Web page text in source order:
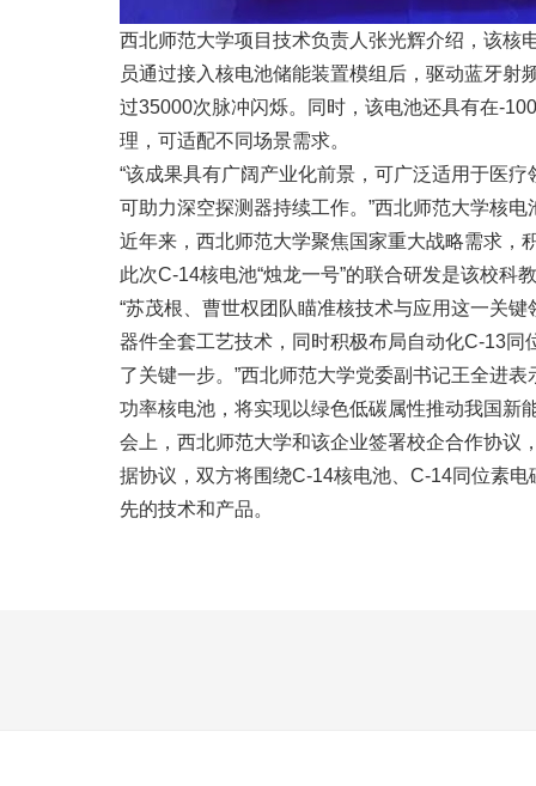
西北师范大学项目技术负责人张光辉介绍，该核
员通过接入核电池储能装置模组后，驱动蓝牙射
过35000次脉冲闪烁。同时，该电池还具有在-
理，可适配不同场景需求。
“该成果具有广阔产业化前景，可广泛适用于医
可助力深空探测器持续工作。”西北师范大学核
近年来，西北师范大学聚焦国家重大战略需求，
此次C-14核电池“烛龙一号”的联合研发是该校科
“苏茂根、曹世权团队瞄准核技术与应用这一关
器件全套工艺技术，同时积极布局自动化C-13
了关键一步。”西北师范大学党委副书记王全进
功率核电池，将实现以绿色低碳属性推动我国新
会上，西北师范大学和该企业签署校企合作协议
据协议，双方将围绕C-14核电池、C-14同位素
先的技术和产品。